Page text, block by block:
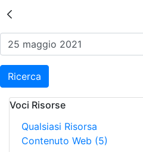
Risultati della
Ricerca
Voci Risorse
Qualsiasi Risorsa
Contenuto Web (5)